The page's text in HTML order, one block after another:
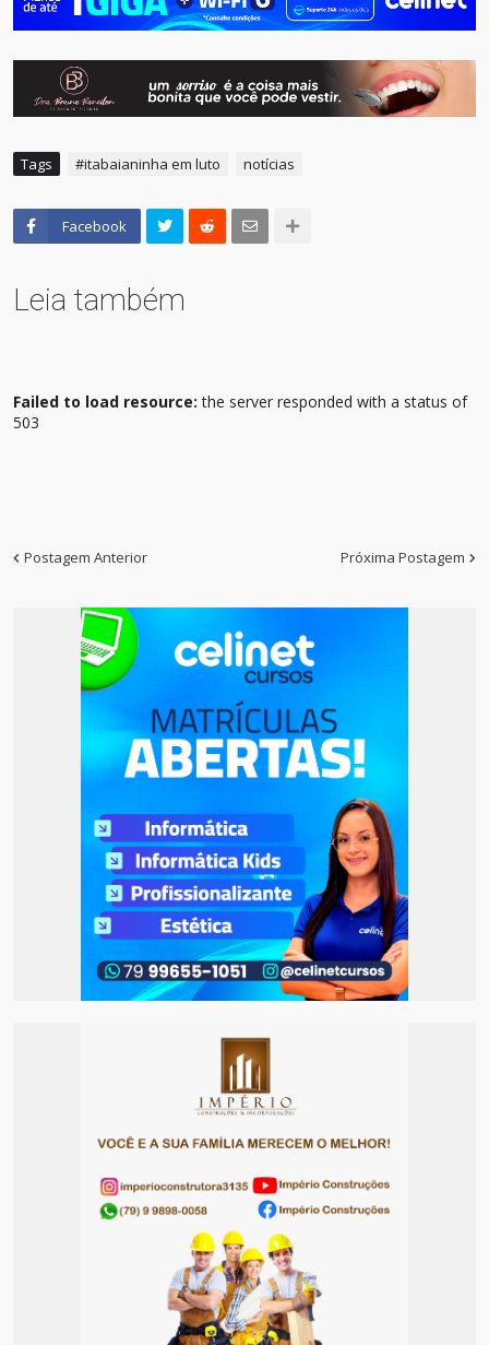
Tags #itabaianinha em luto notícias
Facebook
Leia também
Failed to load resource: the server responded with a status of
503
Postagem Anterior Próxima Postagem